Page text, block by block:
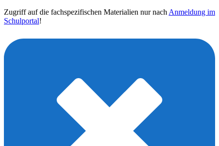
Zugriff auf die fachspezifischen Materialien nur nach Anmeldung im
Schulportal!